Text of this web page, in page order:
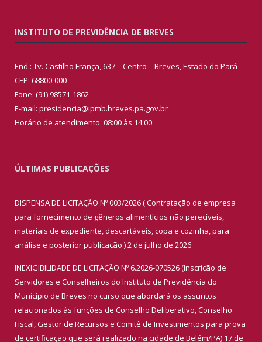
INSTITUTO DE PREVIDÊNCIA DE BREVES
End.: Tv. Castilho França, 637 – Centro – Breves, Estado do Pará
CEP: 68800-000
Fone: (91) 98571-1862
E-mail: presidencia@ipmb.breves.pa.gov.br
Horário de atendimento: 08:00 às 14:00
ÚLTIMAS PUBLICAÇÕES
DISPENSA DE LICITAÇÃO Nº 003/2026 ( Contratação de empresa
para fornecimento de gêneros alimentícios não perecíveis,
materiais de expediente, descartáveis, copa e cozinha, para
análise e posterior publicação.)2 de julho de 2026
INEXIGIBILIDADE DE LICITAÇÃO Nº 6.2026-070526 (Inscrição de
Servidores e Conselheiros do Instituto de Previdência do
Município de Breves no curso que abordará os assuntos
relacionados às funções de Conselho Deliberativo, Conselho
Fiscal, Gestor de Recursos e Comitê de Investimentos para prova
de certificação que será realizado na cidade de Belém/PA) 17 de